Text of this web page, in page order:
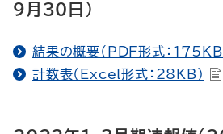
9月30日）
結果の概要（PDF形式：175KB
計数表（Excel形式：28KB）